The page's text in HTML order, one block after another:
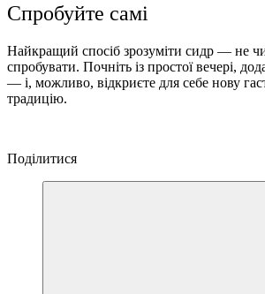
Спробуйте самі
Найкращий спосіб зрозуміти сидр — не
спробувати. Почніть із простої вечері,
— і, можливо, відкриєте для себе нову
традицію.
Поділитися